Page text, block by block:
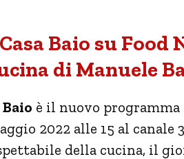
Casa Baio su
di Manuele
Baio è il nuovo
2022 alle 15 al
della cucina, il